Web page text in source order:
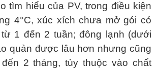
tìm hiểu của PV, trong điều kiện
4°C, xúc xích chưa mở gói có
1 đến 2 tuần; đông lạnh (dưới
quản được lâu hơn nhưng cũng
2 tháng, tùy thuộc vào chất